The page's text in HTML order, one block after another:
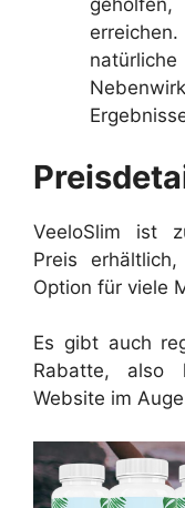
VeeloSlim ist
Preis
Option für viele
Es gibt auch
Rabatte,
Website im